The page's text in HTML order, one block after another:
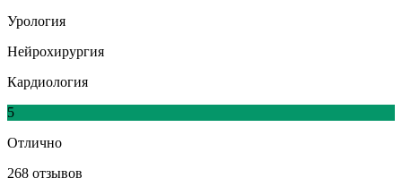
Урология
Нейрохирургия
Кардиология
5
Отлично
268 отзывов